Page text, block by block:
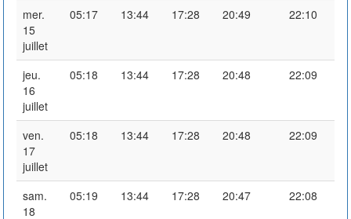
mer.
15
juillet
05:17 13:44 17:28 20:49 22:10
jeu.
16
juillet
05:18 13:44 17:28 20:48 22:09
ven.
17
juillet
05:18 13:44 17:28 20:48 22:09
sam.
18
05:19 13:44 17:28 20:47 22:08